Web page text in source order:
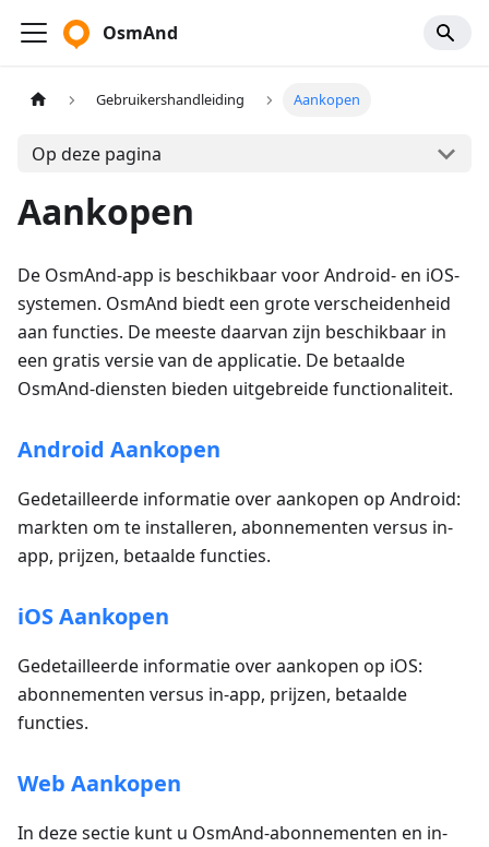
OsmAnd
Gebruikershandleiding Aankopen
Op deze pagina
Aankopen
De OsmAnd-app is beschikbaar voor Android- en iOS-
systemen. OsmAnd biedt een grote verscheidenheid
aan functies. De meeste daarvan zijn beschikbaar in
een gratis versie van de applicatie. De betaalde
OsmAnd-diensten bieden uitgebreide functionaliteit.
Android Aankopen
Gedetailleerde informatie over aankopen op Android:
markten om te installeren, abonnementen versus in-
app, prijzen, betaalde functies.
iOS Aankopen
Gedetailleerde informatie over aankopen op iOS:
abonnementen versus in-app, prijzen, betaalde
functies.
Web Aankopen
In deze sectie kunt u OsmAnd-abonnementen en in-